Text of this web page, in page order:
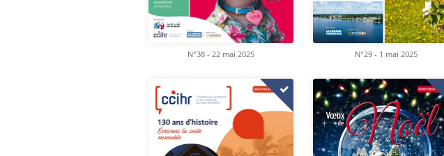
N°38 - 22 mai 2025 N°29 - 1 mai 2025